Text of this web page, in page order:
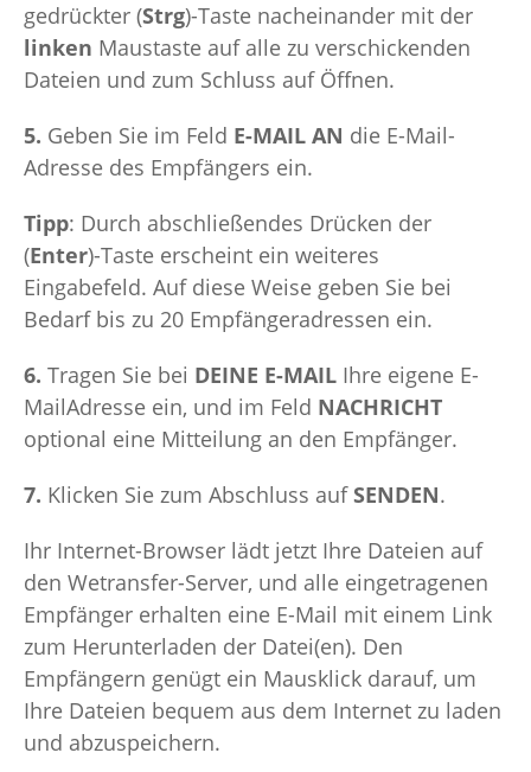
gedrückter (Strg)-Taste nacheinander mit der
linken Maustaste auf alle zu verschickenden
Dateien und zum Schluss auf Öffnen.
5. Geben Sie im Feld E-MAIL AN die E-Mail-
Adresse des Empfängers ein.
Tipp: Durch abschließendes Drücken der
(Enter)-Taste erscheint ein weiteres
Eingabefeld. Auf diese Weise geben Sie bei
Bedarf bis zu 20 Empfängeradressen ein.
6. Tragen Sie bei DEINE E-MAIL Ihre eigene E-
MailAdresse ein, und im Feld NACHRICHT
optional eine Mitteilung an den Empfänger.
7. Klicken Sie zum Abschluss aufSENDEN.
Ihr Internet-Browser lädt jetzt Ihre Dateien auf
den Wetransfer-Server, und alle eingetragenen
Empfänger erhalten eine E-Mail mit einem Link
zum Herunterladen der Datei(en). Den
Empfängern genügt ein Mausklick darauf, um
Ihre Dateien bequem aus dem Internet zu laden
und abzuspeichern.